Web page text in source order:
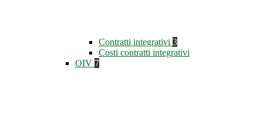
Contratti integrativi 3
Costi contratti integrativi
OIV 7